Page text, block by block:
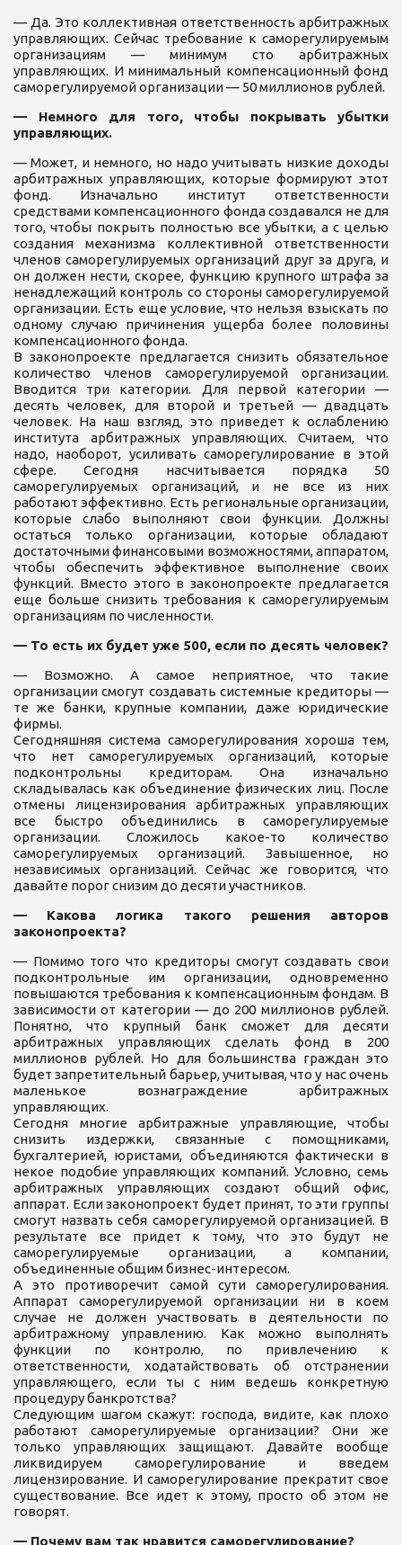
— Да. Это коллективная ответственность арбитражных
управляющих. Сейчас требование к саморегулируемым
организациям — минимум сто арбитражных
управляющих. И минимальный компенсационный фонд
саморегулируемой организации — 50 миллионов рублей.
— Немного для того, чтобы покрывать убытки
управляющих.
— Может, и немного, но надо учитывать низкие доходы
арбитражных управляющих, которые формируют этот
фонд. Изначально институт ответственности
средствами компенсационного фонда создавался не для
того, чтобы покрыть полностью все убытки, а с целью
создания механизма коллективной ответственности
членов саморегулируемых организаций друг за друга, и
он должен нести, скорее, функцию крупного штрафа за
ненадлежащий контроль со стороны саморегулируемой
организации. Есть еще условие, что нельзя взыскать по
одному случаю причинения ущерба более половины
компенсационного фонда.
В законопроекте предлагается снизить обязательное
количество членов саморегулируемой организации.
Вводится три категории. Для первой категории —
десять человек, для второй и третьей — двадцать
человек. На наш взгляд, это приведет к ослаблению
института арбитражных управляющих. Считаем, что
надо, наоборот, усиливать саморегулирование в этой
сфере. Сегодня насчитывается порядка 50
саморегулируемых организаций, и не все из них
работают эффективно. Есть региональные организации,
которые слабо выполняют свои функции. Должны
остаться только организации, которые обладают
достаточными финансовыми возможностями, аппаратом,
чтобы обеспечить эффективное выполнение своих
функций. Вместо этого в законопроекте предлагается
еще больше снизить требования к саморегулируемым
организациям по численности.
— То есть их будет уже 500, если по десять человек?
— Возможно. А самое неприятное, что такие
организации смогут создавать системные кредиторы —
те же банки, крупные компании, даже юридические
фирмы.
Сегодняшняя система саморегулирования хороша тем,
что нет саморегулируемых организаций, которые
подконтрольны кредиторам. Она изначально
складывалась как объединение физических лиц. После
отмены лицензирования арбитражных управляющих
все быстро объединились в саморегулируемые
организации. Сложилось какое-то количество
саморегулируемых организаций. Завышенное, но
независимых организаций. Сейчас же говорится, что
давайте порог снизим до десяти участников.
— Какова логика такого решения авторов
законопроекта?
— Помимо того что кредиторы смогут создавать свои
подконтрольные им организации, одновременно
повышаются требования к компенсационным фондам. В
зависимости от категории — до 200 миллионов рублей.
Понятно, что крупный банк сможет для десяти
арбитражных управляющих сделать фонд в 200
миллионов рублей. Но для большинства граждан это
будет запретительный барьер, учитывая, что у нас очень
маленькое вознаграждение арбитражных
управляющих.
Сегодня многие арбитражные управляющие, чтобы
снизить издержки, связанные с помощниками,
бухгалтерией, юристами, объединяются фактически в
некое подобие управляющих компаний. Условно, семь
арбитражных управляющих создают общий офис,
аппарат. Если законопроект будет принят, то эти группы
смогут назвать себя саморегулируемой организацией. В
результате все придет к тому, что это будут не
саморегулируемые организации, а компании,
объединенные общим бизнес-интересом.
А это противоречит самой сути саморегулирования.
Аппарат саморегулируемой организации ни в коем
случае не должен участвовать в деятельности по
арбитражному управлению. Как можно выполнять
функции по контролю, по привлечению к
ответственности, ходатайствовать об отстранении
управляющего, если ты с ним ведешь конкретную
процедуру банкротства?
Следующим шагом скажут: господа, видите, как плохо
работают саморегулируемые организации? Они же
только управляющих защищают. Давайте вообще
ликвидируем саморегулирование и введем
лицензирование. И саморегулирование прекратит свое
существование. Все идет к этому, просто об этом не
говорят.
— Почему вам так нравится саморегулирование?